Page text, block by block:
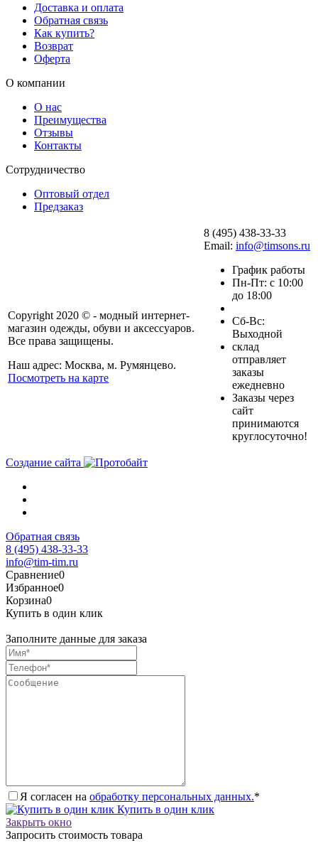
Доставка и оплата
Обратная связь
Как купить?
Возврат
Оферта
О компании
О нас
Преимущества
Отзывы
Контакты
Сотрудничество
Оптовый отдел
Предзаказ
Copyright 2020 © - модный интернет-
магазин одежды, обуви и аксессуаров.
Все права защищены.
Наш адрес: Москва, м. Румянцево.
Посмотреть на карте
8 (495) 438-33-33
Email: info@timsons.ru
График работы
Пн-Пт: с 10:00
до 18:00
Cб-Вс:
Выходной
склад
отправляет
заказы
ежедневно
Заказы через
сайт
принимаются
круглосуточно!
Создание сайта
Обратная связь
8 (495) 438-33-33
info@tim-tim.ru
Сравнение0
Избранное0
Корзина0
Купить в один клик
Заполните данные для заказа
Я согласен на обработку персональных данных.*
Купить в один клик
Закрыть окно
Запросить стоимость товара